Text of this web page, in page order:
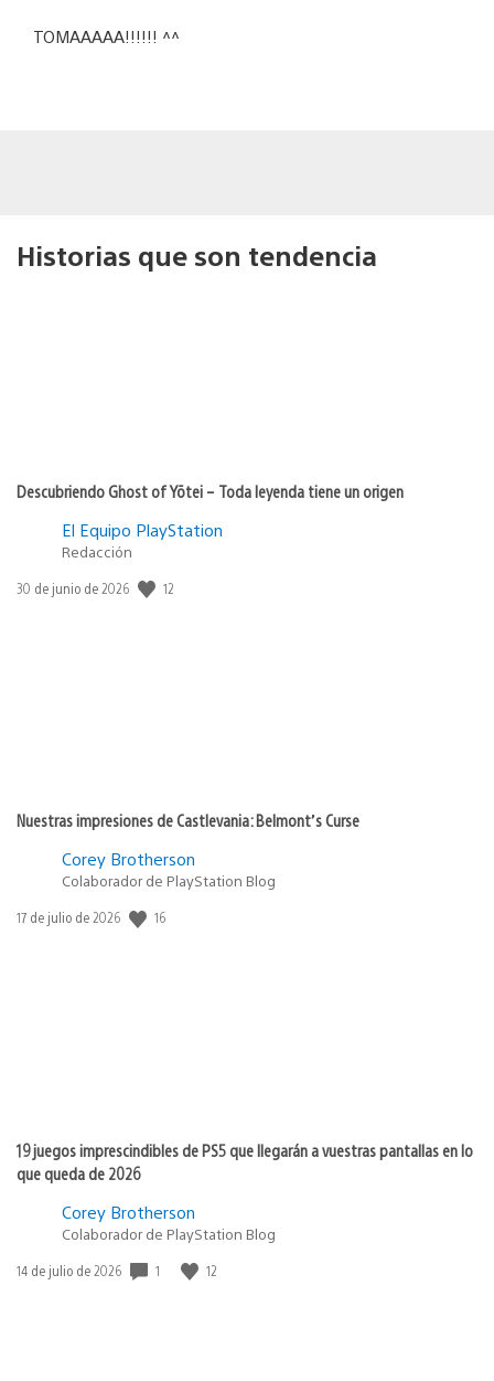
TOMAAAAA!!!!!! ^^
Historias que son tendencia
Descubriendo Ghost of Yōtei – Toda leyenda tiene un origen
El Equipo PlayStation
Redacción
Fecha
30 de junio de 2026 12
Nuestras impresiones de Castlevania: Belmont’s Curse
Corey Brotherson
Colaborador de PlayStation Blog
Fecha
17 de julio de 2026 16
19 juegos imprescindibles de PS5 que llegarán a vuestras pantallas en lo
que queda de 2026
Corey Brotherson
Colaborador de PlayStation Blog
Fecha
14 de julio de 2026 1 12